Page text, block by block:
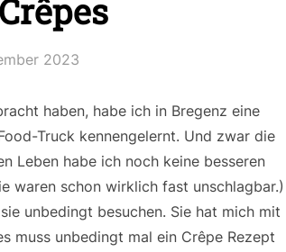
2023
haben, habe ich in Bregenz eine
Truck kennengelernt. Und zwar die
Leben habe ich noch keine besseren
waren schon wirklich fast unschlagbar.)
unbedingt besuchen. Sie hat mich mit
muss unbedingt mal ein Crêpe Rezept